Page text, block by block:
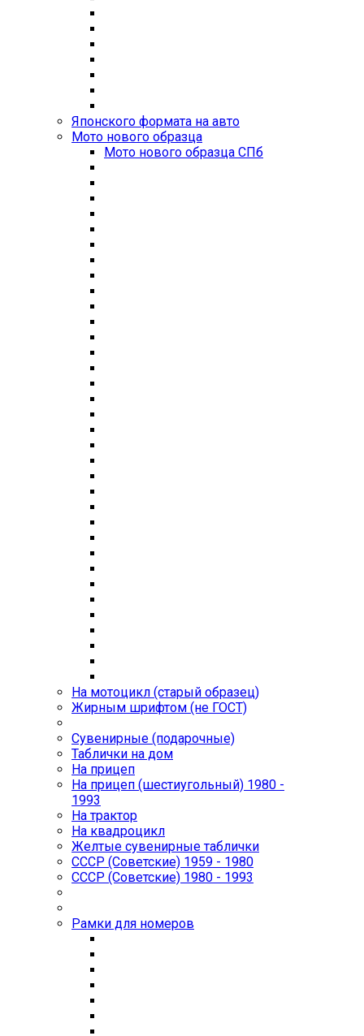
Японского формата на авто
Мото нового образца
Мото нового образца СПб
На мотоцикл (старый образец)
Жирным шрифтом (не ГОСТ)
Сувенирные (подарочные)
Таблички на дом
На прицеп
На прицеп (шестиугольный) 1980 -
1993
На трактор
На квадроцикл
Желтые сувенирные таблички
СССР (Советские) 1959 - 1980
СССР (Советские) 1980 - 1993
Рамки для номеров